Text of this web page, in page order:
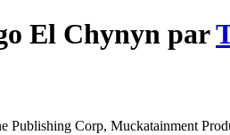
El Chynyn par
Publishing Corp, Muckatainment